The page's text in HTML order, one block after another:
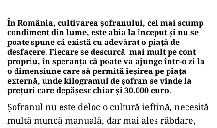
În România, cultivarea șofranului, cel mai scump
condiment din lume, este abia la început și nu se
poate spune că există cu adevărat o piață de
desfacere. Fiecare se descurcă mai mult pe cont
propriu, în speranța că poate va ajunge într-o zi la
o dimensiune care să permită ieșirea pe piața
externă, unde kilogramul de șofran se vinde la
prețuri care depășesc chiar și 30.000 euro.
Șofranul nu este deloc o cultură ieftină, necesită
multă muncă manuală, dar mai ales răbdare,